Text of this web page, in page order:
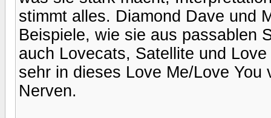
stimmt alles. Diamond Dave und
Beispiele, wie sie aus passablen
auch Lovecats, Satellite und
sehr in dieses Love Me/Love
Nerven.